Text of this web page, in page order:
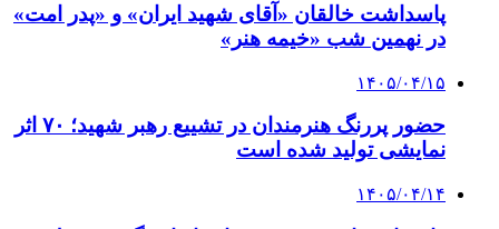
پاسداشت خالقان «آقای شهید ایران» و «پدر امت»
در نهمین شب «خیمه هنر»
۱۴۰۵/۰۴/۱۵
حضور پررنگ هنرمندان در تشییع رهبر شهید؛ ۷۰ اثر
نمایشی تولید شده است
۱۴۰۵/۰۴/۱۴